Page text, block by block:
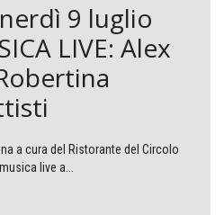
9 luglio
LIVE: Alex
a cura del Ristorante del Circolo
live a...